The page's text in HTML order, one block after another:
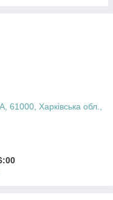
61000, Харківська обл.,